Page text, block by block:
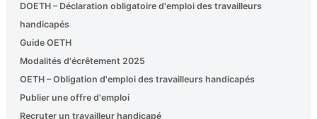
DOETH – Déclaration obligatoire d'emploi des travailleurs
handicapés
Guide OETH
Modalités d'écrêtement 2025
OETH – Obligation d'emploi des travailleurs handicapés
Publier une offre d'emploi
Recruter un travailleur handicapé